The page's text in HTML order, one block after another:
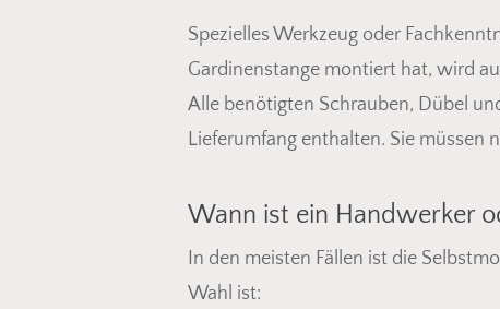
Spezielles Werkzeug oder
Gardinenstange montiert hat, wird
Alle benötigten Schrauben, Dübel
Lieferumfang enthalten. Sie müssen
Wann ist ein Handwerker
In den meisten Fällen ist die
Wahl ist: